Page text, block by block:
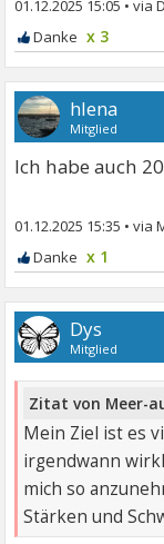
01.12.2025 15:05 •
x 3
hlena
Mitglied
Ich habe auch
01.12.2025 15:35 •
x 1
Dys
Mitglied
Zitat von Meer-
Mein Ziel ist es
irgendwann
mich so
Stärken und